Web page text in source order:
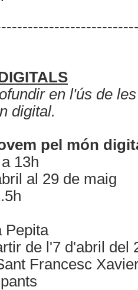
en l'ús de
digital.
pel món
13h
al 29 de maig
Pepita
de l'7 d'abril del
Francesc